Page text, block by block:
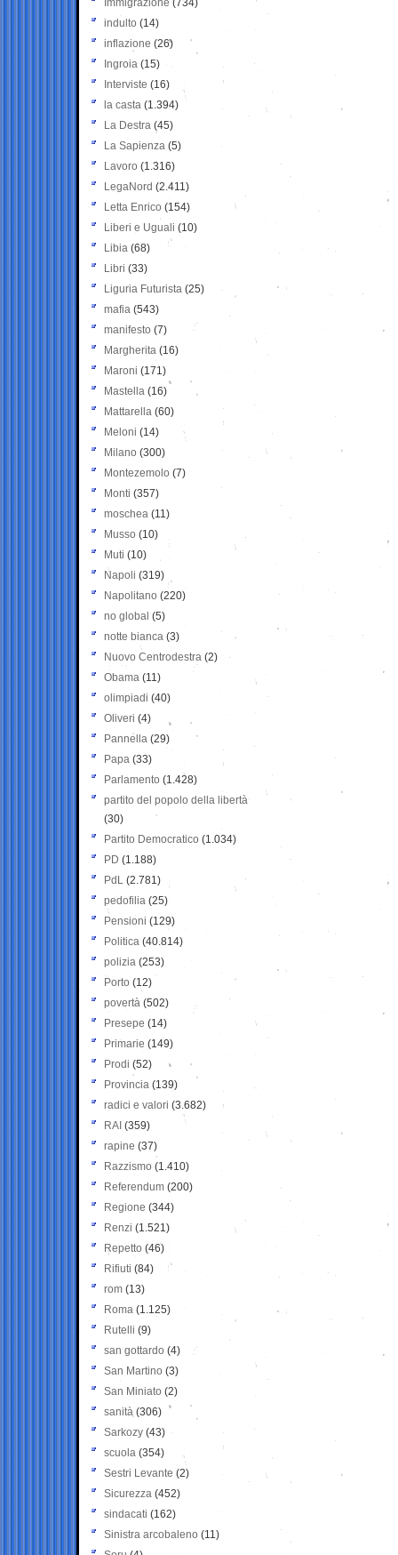
Immigrazione (734)
indulto (14)
inflazione (26)
Ingroia (15)
Interviste (16)
la casta (1.394)
La Destra (45)
La Sapienza (5)
Lavoro (1.316)
LegaNord (2.411)
Letta Enrico (154)
Liberi e Uguali (10)
Libia (68)
Libri (33)
Liguria Futurista (25)
mafia (543)
manifesto (7)
Margherita (16)
Maroni (171)
Mastella (16)
Mattarella (60)
Meloni (14)
Milano (300)
Montezemolo (7)
Monti (357)
moschea (11)
Musso (10)
Muti (10)
Napoli (319)
Napolitano (220)
no global (5)
notte bianca (3)
Nuovo Centrodestra (2)
Obama (11)
olimpiadi (40)
Oliveri (4)
Pannella (29)
Papa (33)
Parlamento (1.428)
partito del popolo della libertà
(30)
Partito Democratico (1.034)
PD (1.188)
PdL (2.781)
pedofilia (25)
Pensioni (129)
Politica (40.814)
polizia (253)
Porto (12)
povertà (502)
Presepe (14)
Primarie (149)
Prodi (52)
Provincia (139)
radici e valori (3.682)
RAI (359)
rapine (37)
Razzismo (1.410)
Referendum (200)
Regione (344)
Renzi (1.521)
Repetto (46)
Rifiuti (84)
rom (13)
Roma (1.125)
Rutelli (9)
san gottardo (4)
San Martino (3)
San Miniato (2)
sanità (306)
Sarkozy (43)
scuola (354)
Sestri Levante (2)
Sicurezza (452)
sindacati (162)
Sinistra arcobaleno (11)